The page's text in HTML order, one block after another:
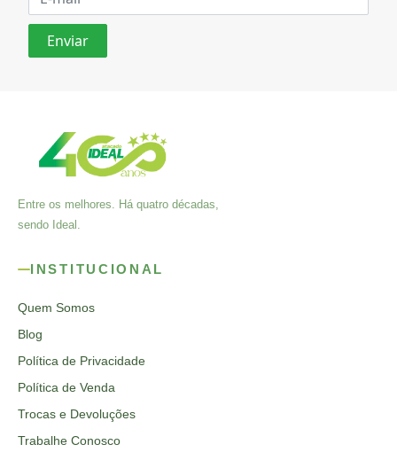
Entre os melhores. Há quatro décadas,
sendo Ideal.
INSTITUCIONAL
Quem Somos
Blog
Política de Privacidade
Política de Venda
Trocas e Devoluções
Trabalhe Conosco